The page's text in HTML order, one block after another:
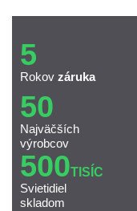
5
Rokov záruka
50
Najväčších
výrobcov
500TISÍC
Svietidiel
skladom